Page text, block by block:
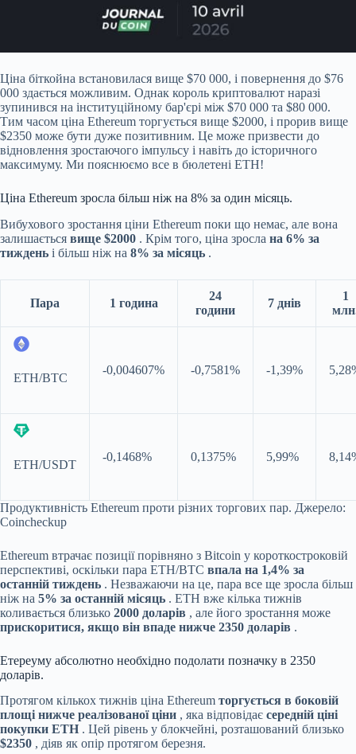
Ціна біткойна встановилася вище $70 000, і повернення до $76
000 здається можливим. Однак король криптовалют наразі
зупинився на інституційному бар'єрі між $70 000 та $80 000.
Тим часом ціна Ethereum торгується вище $2000, і прорив вище
$2350 може бути дуже позитивним. Це може призвести до
відновлення зростаючого імпульсу і навіть до історичного
максимуму. Ми пояснюємо все в бюлетені ETH!
Ціна Ethereum зросла більш ніж на 8% за один місяць.
Вибухового зростання ціни Ethereum поки що немає, але вона
залишається вище $2000 . Крім того, ціна зросла на 6% за
тиждень і більш ніж на 8% за місяць .
Пара 1 година
24
години
7 днів
1
ETH/BTC
-0,004607% -0,7581% -1,39%
ETH/USDT
-0,1468% 0,1375% 5,99%
Продуктивність Ethereum проти різних торгових пар. Джерело:
Coincheckup
Ethereum втрачає позиції порівняно з Bitcoin у короткостроковій
перспективі, оскільки пара ETH/BTC впала на 1,4% за
останній тиждень . Незважаючи на це, пара все ще зросла більш
ніж на 5% за останній місяць . ETH вже кілька тижнів
коливається близько 2000 доларів , але його зростання може
прискоритися, якщо він впаде нижче 2350 доларів .
Етереуму абсолютно необхідно подолати позначку в 2350
доларів.
Протягом кількох тижнів ціна Ethereum торгується в боковій
площі нижче реалізованої ціни , яка відповідає середній ціні
покупки ETH . Цей рівень у блокчейні, розташований близько
$2350 , діяв як опір протягом березня.